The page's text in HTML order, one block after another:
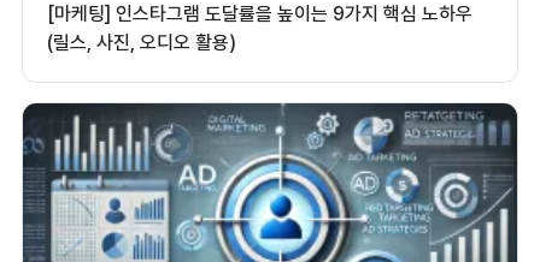
[마케팅] 인스타그램 도달률을 높이는 9가지 핵심 노하우
(릴스, 사진, 오디오 활용)